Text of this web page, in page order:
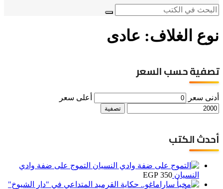
نوع الغلاف: عادى
تصفية حسب السعر
أدنى سعر أعلى سعر
تصفية
أحدث الكتب
التموج على ضفة وادي
النسيان
EGP 350